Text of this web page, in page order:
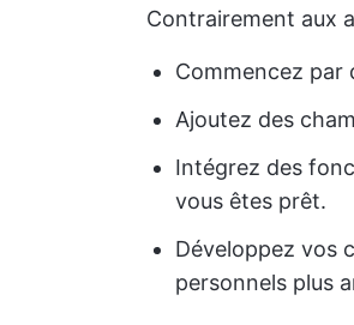
Contrairement aux
Commencez par
Ajoutez des
Intégrez des
vous êtes prêt.
Développez vos
personnels plus